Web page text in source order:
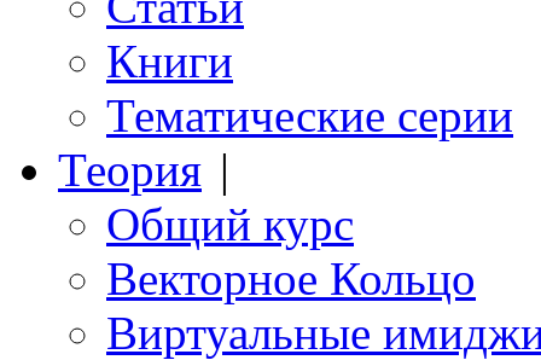
Книги
Тематические серии
Теория |
Общий курс
Векторное Кольцо
Виртуальные